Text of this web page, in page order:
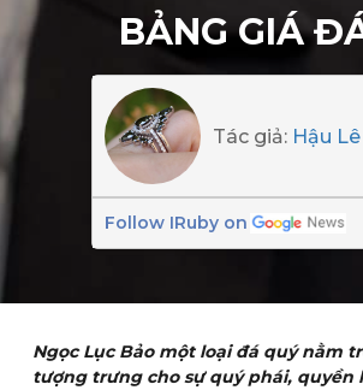
BẢNG GIÁ
Tác giả: Hậu Lê
Follow IRuby on
Ngọc Lục Bảo một loại đá quý nằm
tượng trưng cho sự quý phái, quyền